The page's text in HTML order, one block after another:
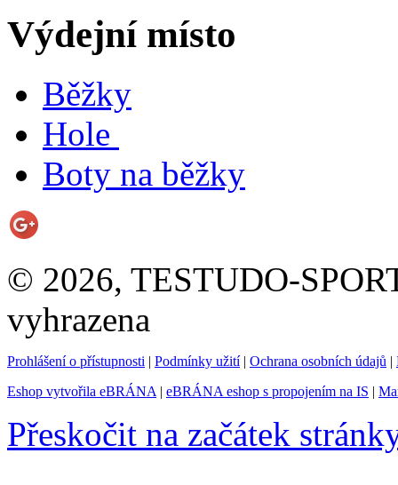
Výdejní místo
Běžky
Hole
Boty na běžky
© 2026, TESTUDO-
vyhrazena
Prohlášení o přístupnosti | Podmínky užití| Ochrana osobních údajů |
Eshop vytvořila eBRÁNA | eBRÁNA eshop s propojením na IS |
Přeskočit na začátek